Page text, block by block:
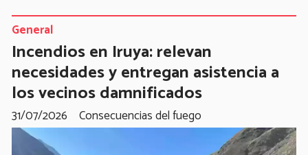
Incendios en Iruya: relevan
necesidades y entregan asistencia a
los vecinos damnificados
Consecuencias del fuego
General
31/07/2026